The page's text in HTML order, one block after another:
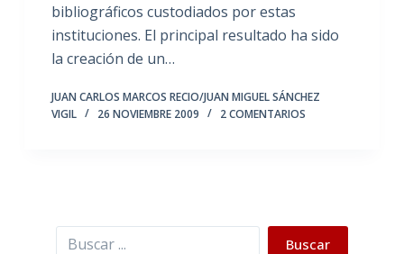
bibliográficos custodiados por estas
instituciones. El principal resultado ha sido
la creación de un…
JUAN CARLOS MARCOS RECIO/JUAN MIGUEL SÁNCHEZ
VIGIL
26 NOVIEMBRE 2009 2 COMENTARIOS
Buscar Buscar